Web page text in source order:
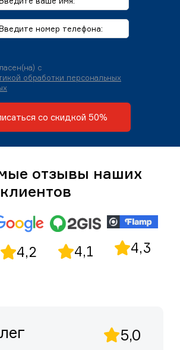
с
обработки персональных
со скидкой 50%
отзывы наших
4,2 4,1 4,3
5,0